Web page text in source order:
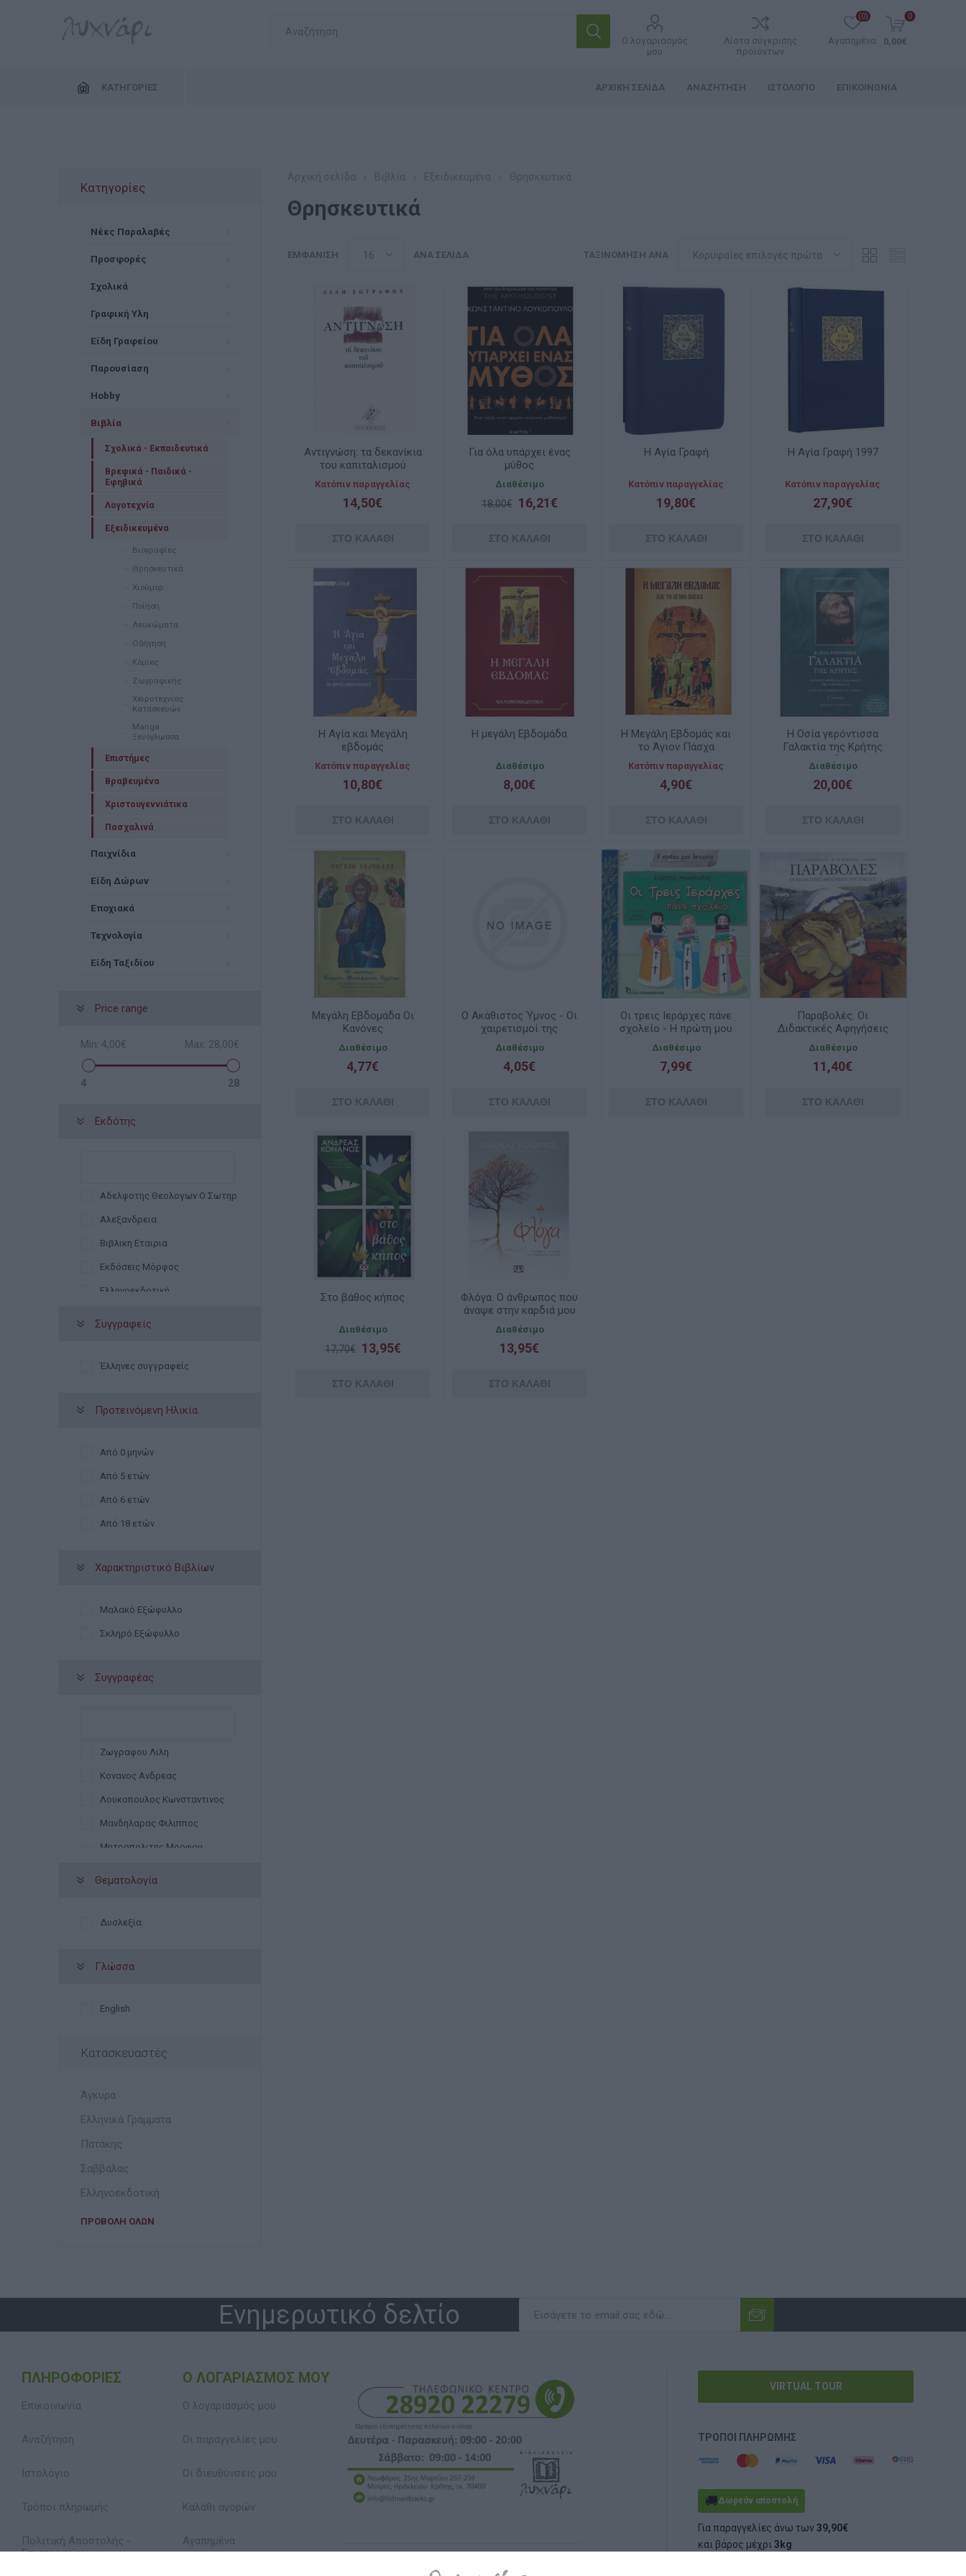
Ο λογαριασμός
μου
Λίστα σύγκρισης
προϊόντων
Αγαπημένα
(0) 0
0,00€
ΚΑΤΗΓΟΡΊΕΣ ΑΡΧΙΚΉ ΣΕΛΊΔΑ ΑΝΑΖΉΤΗΣΗ ΙΣΤΟΛΌΓΙΟ ΕΠΙΚΟΙΝΩΝΊΑ
Θρησκευτικά
ΤΑΞΙΝΌΜΗΣΗ ΑΝΆ
ΕΜΦΆΝΙΣΗ ΑΝΆ ΣΕΛΊΔΑ
Αντιγνώση: τα δεκανίκια
του καπιταλισμού
Κατόπιν παραγγελίας
14,50€
Για όλα υπάρχει ένας
μύθος
Διαθέσιμο
18,00€ 16,21€
Η Αγία Γραφή
Κατόπιν παραγγελίας
19,80€
Η Αγία Γραφή 1997
Κατόπιν παραγγελίας
27,90€
Η Αγία και Μεγάλη
εβδομάς
Κατόπιν παραγγελίας
10,80€
Η μεγάλη Εβδομάδα
Διαθέσιμο
8,00€
Η Μεγάλη Εβδομάς και
το Άγιον Πάσχα
Κατόπιν παραγγελίας
4,90€
Η Οσία γερόντισσα
Γαλακτία της Κρήτης
ΣΤ΄έκδοση
Διαθέσιμο
20,00€
Μεγάλη Εβδομάδα Οι
Κανόνες
Διαθέσιμο
4,77€
Ο Ακάθιστος Ύμνος - Οι
χαιρετισμοί της
Θεοτόκου
Διαθέσιμο
4,05€
Οι τρεις Ιεράρχες πάνε
σχολείο - Η πρώτη μου
ιστορία
Διαθέσιμο
7,99€
Παραβολές. Οι
Διδακτικές Αφηγήσεις
Του Χριστού
Διαθέσιμο
11,40€
Στο βάθος κήπος
Διαθέσιμο
17,70€ 13,95€
Φλόγα. Ο άνθρωπος που
άναψε στην καρδιά μου
μια φωτιά
Διαθέσιμο
13,95€
Κατηγορίες
Νέες Παραλαβές
Προσφορές
Σχολικά
Γραφική Υλη
Είδη Γραφείου
Παρουσίαση
Hobby
Βιβλία
Σχολικά - Εκπαιδευτικά
Βρεφικά - Παιδικά -
Εφηβικά
Λογοτεχνία
Εξειδικευμένα
Βιογραφίες
Θρησκευτικά
Χιούμορ
Ποίηση
Λευκώματα
Οδήγηση
Κόμικς
Ζωγραφικής
Χειροτεχνίας
Κατασκευών
Manga
Ξενόγλωσσα
Επιστήμες
Βραβευμένα
Χριστουγεννιάτικα
Πασχαλινά
Παιχνίδια
Είδη Δώρων
Εποχιακά
Τεχνολογία
Είδη Ταξιδίου
Price range
Min: 4,00€ Max: 28,00€
4 28
Εκδότης
Αδελφοτης Θεολογων Ο Σωτηρ
Αλεξανδρεια
Βιβλικη Εταιρια
Εκδόσεις Μόρφος
Ελληνοεκδοτική
Παπαδημητριου
Σαββάλας
Συγγραφείς
Έλληνες συγγραφείς
Προτεινόμενη Ηλικία
Από 0 μηνών
Από 5 ετών
Από 6 ετών
Από 18 ετών
Χαρακτηριστικό Βιβλίων
Μαλακό Εξώφυλλο
Σκληρό Εξώφυλλο
Συγγραφέας
Ζωγραφου Λιλη
Κονανος Ανδρεας
Λουκοπουλος Κωνσταντινος
Μανδηλαρας Φιλιππος
Μητροπολιτης Μορφου
Τασοπουλου Αντα
Θεματολογία
Δυσλεξία
Γλώσσα
English
Κατασκευαστές
Άγκυρα
Ελληνικά Γράμματα
Πατάκης
Σαββάλας
Ελληνοεκδοτική
ΠΡΟΒΟΛΉ ΌΛΩΝ
Ενημερωτικό δελτίο
ΠΛΗΡΟΦΟΡΊΕΣ
Επικοινωνία
Αναζήτηση
Ιστολόγιο
Τρόποι πληρωμής
Πολιτική Αποστολής -
Επιστροφών
Ο ΛΟΓΑΡΙΑΣΜΌΣ ΜΟΥ
Ο λογαριασμός μου
Οι παραγγελίες μου
Οι διευθύνσεις μου
Καλάθι αγορών
Αγαπημένα
VIRTUAL TOUR
ΤΡΌΠΟΙ ΠΛΗΡΩΜΉΣ
🚚Δωρεάν αποστολή
Για παραγγελίες άνω των39,90€
και βάρος μέχρι3kg